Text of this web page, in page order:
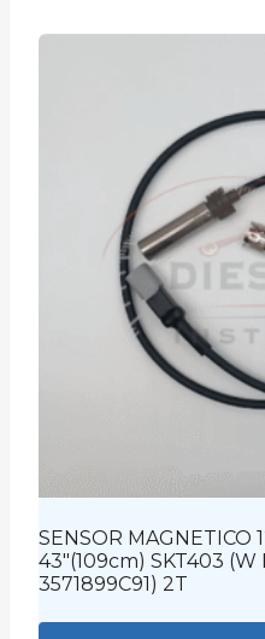
SENSOR MAGNETICO
43″(109cm) SKT403 (W
3571899C91) 2T